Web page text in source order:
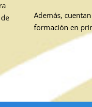
Además,
formación en